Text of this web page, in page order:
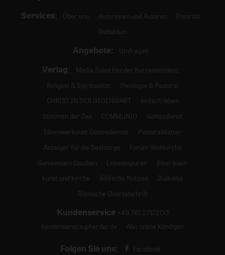
Services: Über uns Autorinnen und Autoren
Porträts
Redaktion
Angebote: Umfragen
Verlag:
Media Sales Herder Korrespondenz
Religion & Spiritualität
Theologie & Pastoral
CHRIST IN DER GEGENWART
einfach leben
Stimmen der Zeit
COMMUNIO
Gottesdienst
Ideenwerkstatt Gottesdienste
Pastoralblätter
Anzeiger für die Seelsorge
Forum Weltkirche
Gemeinsam Glauben
Lebensspuren
Bibel lesen
kunst und kirche
Biblische Notizen
Diakonia
Römische Quartalschrift
Kundenservice +49 761 2717200
kundenservice@herder.de
Abo online kündigen
Folgen Sie uns: Facebook